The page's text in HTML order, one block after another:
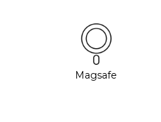
Magsafe